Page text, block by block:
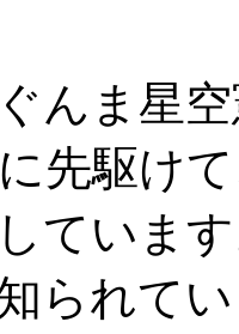
んま星
先駆け
ていま
られて